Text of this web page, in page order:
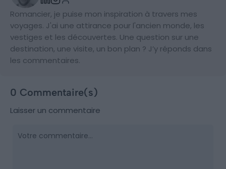
Romancier, je puise mon inspiration à travers mes
voyages. J'ai une attirance pour l'ancien monde, les
vestiges et les découvertes. Une question sur une
destination, une visite, un bon plan ? J’y réponds dans
les commentaires.
0 Commentaire(s)
Laisser un commentaire